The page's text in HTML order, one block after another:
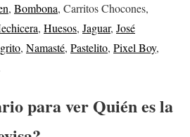
, Bombona, Carritos Chocones,
, Huesos, Jaguar, José
, Namasté, Pastelito, Pixel Boy,
para ver Quién es la